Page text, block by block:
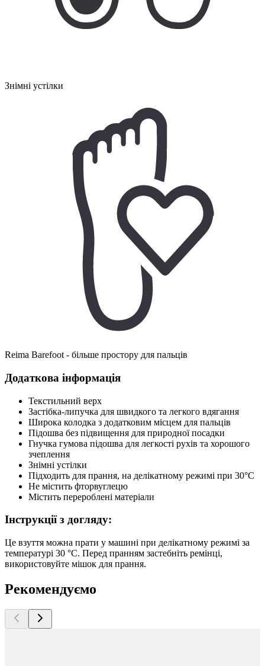
Знімні устілки
Reima Barefoot - більше простору для пальців
Додаткова інформація
Текстильний верх
Застібка-липучка для швидкого та легкого вдягання
Широка колодка з додатковим місцем для пальців
Підошва без підвищення для природної посадки
Гнучка гумова підошва для легкості рухів та хорошого
зчеплення
Знімні устілки
Підходить для прання, на делікатному режимі при 30°C
Не містить фторвуглецю
Містить перероблені матеріали
Інструкції з догляду:
Це взуття можна прати у машині при делікатному режимі за
температурі 30 °C. Перед пранням застебніть ремінці,
використовуйте мішок для прання.
Рекомендуємо